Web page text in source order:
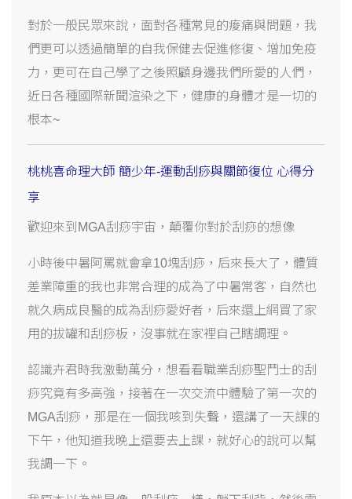
對於一般民眾來說，面對各種常見的痠痛與問題，我
們更可以透過簡單的自我保健去促進修復、增加免疫
力，更可在自己學了之後照顧身邊我們所愛的人們，
近日各種國際新聞渲染之下，健康的身體才是一切的
根本~
桃桃喜命理大師 簡少年-運動刮痧與關節復位 心得分
享
歡迎來到 MGA刮痧宇宙，顛覆你對於刮痧的想像
小時後中暑阿罵就會拿10塊刮痧，后來長大了，體質
差業障重的我也非常合理的成為了中暑常客，自然也
就久病成良醫的成為刮痧愛好者，后來還上網買了家
用的拔罐和刮痧板，沒事就在家裡自己瞎調理。
認識卉君時我激動萬分，想看看職業刮痧聖鬥士的刮
痧究竟有多高強，接著在一次交流中體驗了第一次的
MGA刮痧，那是在一個我咳到失聲，還講了一天課的
下午，他知道我晚上還要去上課，就好心的說可以幫
我調一下。